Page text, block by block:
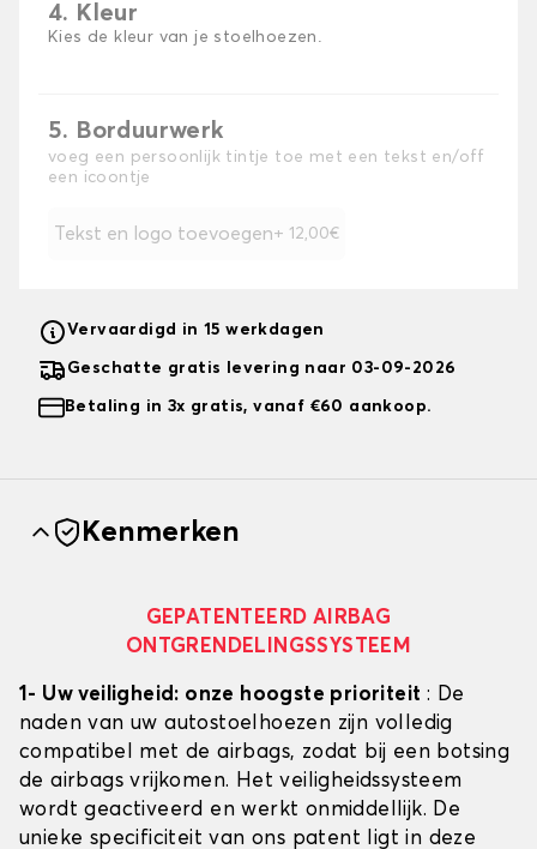
4. Kleur
Kies de kleur van je stoelhoezen.
5. Borduurwerk
voeg een persoonlijk tintje toe met een tekst en/off
een icoontje
Tekst en logo toevoegen + 12,00€
Vervaardigd in 15 werkdagen
Geschatte gratis levering naar 03-09-2026
Betaling in 3x gratis, vanaf €60 aankoop.
Kenmerken
GEPATENTEERD AIRBAG
ONTGRENDELINGSSYSTEEM
1- Uw veiligheid: onze hoogste prioriteit : De
naden van uw autostoelhoezen zijn volledig
compatibel met de airbags, zodat bij een botsing
de airbags vrijkomen. Het veiligheidssysteem
wordt geactiveerd en werkt onmiddellijk. De
unieke specificiteit van ons patent ligt in deze